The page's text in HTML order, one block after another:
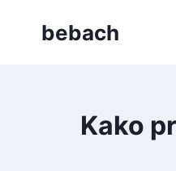
bebach
Kako